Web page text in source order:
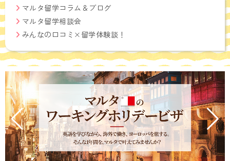
マルタ留学コラム＆ブログ
マルタ留学相談会
みんなの口コミ×留学体験談！